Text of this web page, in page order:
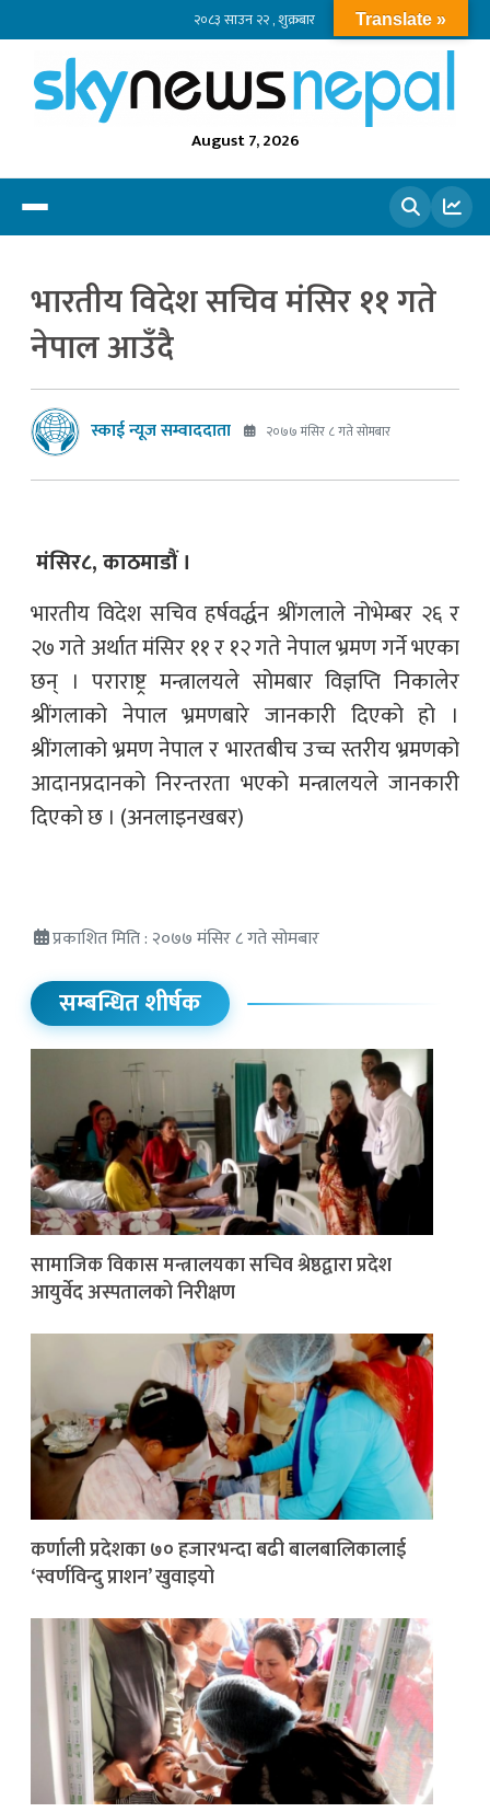
२०८३ साउन २२ , शुक्रबार
August 7, 2026
भारतीय विदेश सचिव मंसिर ११ गते
नेपाल आउँदै
स्काई न्यूज सम्वाददाता २०७७ मंसिर ८ गते सोमबार
मंसिर८, काठमाडौं ।
भारतीय विदेश सचिव हर्षवर्द्धन श्रींगलाले नोभेम्बर २६ र
२७ गते अर्थात मंसिर ११ र १२ गते नेपाल भ्रमण गर्ने भएका
छन् । पराराष्ट्र मन्त्रालयले सोमबार विज्ञप्ति निकालेर
श्रींगलाको नेपाल भ्रमणबारे जानकारी दिएको हो ।
श्रींगलाको भ्रमण नेपाल र भारतबीच उच्च स्तरीय भ्रमणको
आदानप्रदानको निरन्तरता भएको मन्त्रालयले जानकारी
दिएको छ । (अनलाइनखबर)
प्रकाशित मिति : २०७७ मंसिर ८ गते सोमबार
सम्बन्धित शीर्षक
सामाजिक विकास मन्त्रालयका सचिव श्रेष्ठद्वारा प्रदेश
आयुर्वेद अस्पतालको निरीक्षण
कर्णाली प्रदेशका ७० हजारभन्दा बढी बालबालिकालाई
‘स्वर्णविन्दु प्राशन’ खुवाइयो
Translate »